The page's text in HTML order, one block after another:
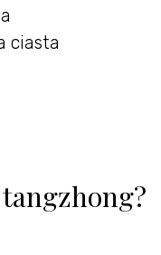
ciasta